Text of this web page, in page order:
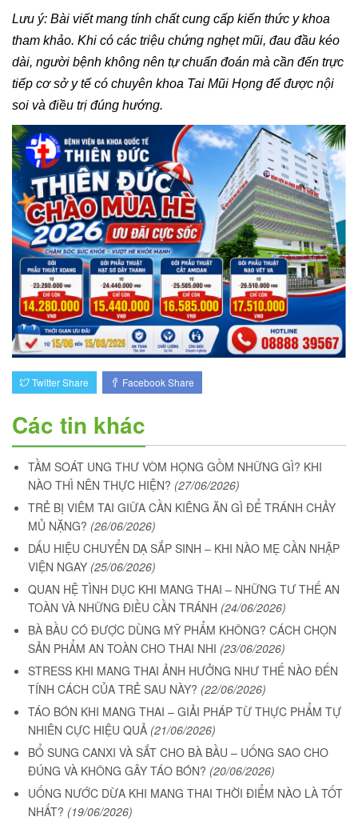
Lưu ý: Bài viết mang tính chất cung cấp kiến thức y khoa
tham khảo. Khi có các triệu chứng nghẹt mũi, đau đầu kéo
dài, người bệnh không nên tự chuẩn đoán mà cần đến trực
tiếp cơ sở y tế có chuyên khoa Tai Mũi Họng để được nội
soi và điều trị đúng hướng.
Twitter Share Facebook Share
Các tin khác
TẦM SOÁT UNG THƯ VÒM HỌNG GỒM NHỮNG GÌ? KHI
NÀO THÌ NÊN THỰC HIỆN? (27/06/2026)
TRẺ BỊ VIÊM TAI GIỮA CẦN KIÊNG ĂN GÌ ĐỂ TRÁNH CHẢY
MỦ NẶNG? (26/06/2026)
DẤU HIỆU CHUYỂN DẠ SẮP SINH – KHI NÀO MẸ CẦN NHẬP
VIỆN NGAY (25/06/2026)
QUAN HỆ TÌNH DỤC KHI MANG THAI – NHỮNG TƯ THẾ AN
TOÀN VÀ NHỮNG ĐIỀU CẦN TRÁNH (24/06/2026)
BÀ BẦU CÓ ĐƯỢC DÙNG MỸ PHẨM KHÔNG? CÁCH CHỌN
SẢN PHẨM AN TOÀN CHO THAI NHI (23/06/2026)
STRESS KHI MANG THAI ẢNH HƯỞNG NHƯ THẾ NÀO ĐẾN
TÍNH CÁCH CỦA TRẺ SAU NÀY? (22/06/2026)
TÁO BÓN KHI MANG THAI – GIẢI PHÁP TỪ THỰC PHẨM TỰ
NHIÊN CỰC HIỆU QUẢ (21/06/2026)
BỔ SUNG CANXI VÀ SẮT CHO BÀ BẦU – UỐNG SAO CHO
ĐÚNG VÀ KHÔNG GÂY TÁO BÓN? (20/06/2026)
UỐNG NƯỚC DỪA KHI MANG THAI THỜI ĐIỂM NÀO LÀ TỐT
NHẤT? (19/06/2026)